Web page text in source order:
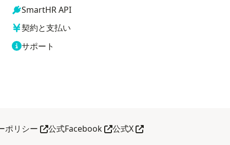
SmartHR API
契約と支払い
サポート
ポリシー 別タブで開く
公式Facebook別タブで開く
公式X別タブで開く